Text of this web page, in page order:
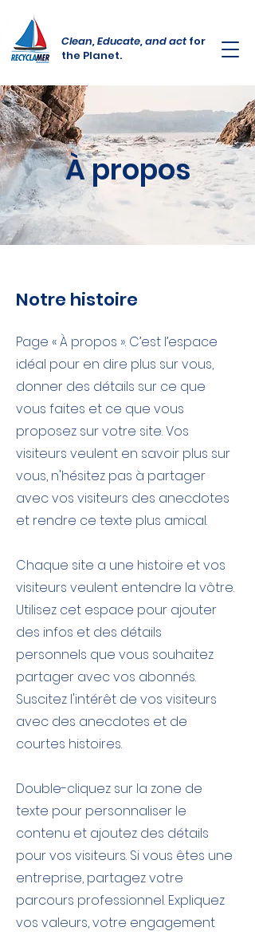
Clean, Educate, and act for
the Planet.
À propos
Notre histoire
Page « À propos ». C’est l’espace
idéal pour en dire plus sur vous,
donner des détails sur ce que
vous faites et ce que vous
proposez sur votre site. Vos
visiteurs veulent en savoir plus sur
vous, n'hésitez pas à partager
avec vos visiteurs des anecdotes
et rendre ce texte plus amical.
Chaque site a une histoire et vos
visiteurs veulent entendre la vôtre.
Utilisez cet espace pour ajouter
des infos et des détails
personnels que vous souhaitez
partager avec vos abonnés.
Suscitez l'intérêt de vos visiteurs
avec des anecdotes et de
courtes histoires. ​
Double-cliquez sur la zone de
texte pour personnaliser le
contenu et ajoutez des détails
pour vos visiteurs. Si vous êtes une
entreprise, partagez votre
parcours professionnel. Expliquez
vos valeurs, votre engagement